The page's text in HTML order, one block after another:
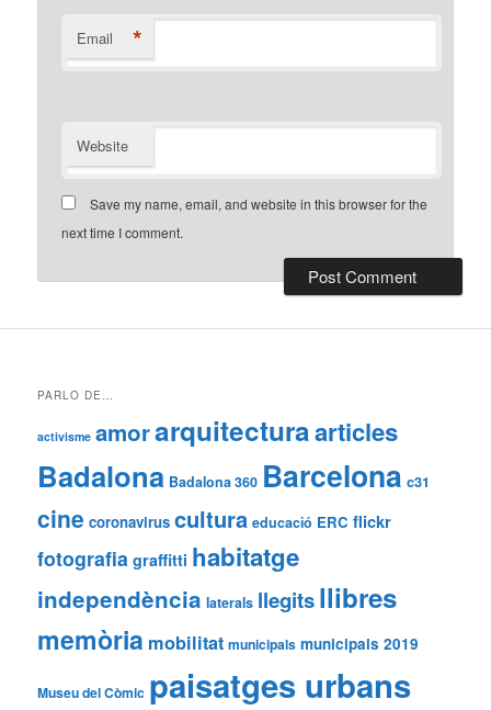
Email *
Website
Save my name, email, and website in this browser for the
next time I comment.
PARLO DE…
activisme amorarquitecturaarticles
Badalona Badalona 360 Barcelona c31
cine coronavirus cultura educació ERC flickr
fotografia graffitti habitatge
independència laterals llegitsllibres
memòria mobilitat municipals municipals 2019
Museu del Còmic paisatges urbans